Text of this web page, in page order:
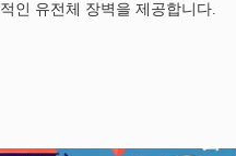
적인 유전체 장벽을 제공합니다.